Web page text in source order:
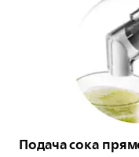
Подача сока